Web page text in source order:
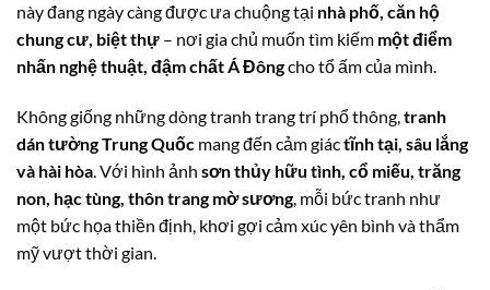
này đang ngày càng được ưa chuộng tại nhà phố, căn hộ
chung cư, biệt thự – nơi gia chủ muốn tìm kiếm một điểm
nhấn nghệ thuật, đậm chất Á Đôngcho tổ ấm của mình.
Không giống những dòng tranh trang trí phổ thông,tranh
dán tường Trung Quốc mang đến cảm giáctĩnh tại, sâu lắng
và hài hòa. Với hình ảnh sơn thủy hữu tình, cổ miếu, trăng
non, hạc tùng, thôn trang mờ sương, mỗi bức tranh như
một bức họa thiền định, khơi gợi cảm xúc yên bình và thẩm
mỹ vượt thời gian.